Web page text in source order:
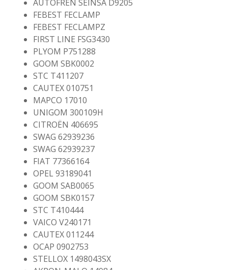
AUTOFREN SEINSA D9205
FEBEST FECLAMP
FEBEST FECLAMPZ
FIRST LINE FSG3430
PLYOM P751288
GOOM SBK0002
STC T411207
CAUTEX 010751
MAPCO 17010
UNIGOM 300109H
CITROËN 406695
SWAG 62939236
SWAG 62939237
FIAT 77366164
OPEL 93189041
GOOM SAB0065
GOOM SBK0157
STC T410444
VAICO V240171
CAUTEX 011244
OCAP 0902753
STELLOX 1498043SX